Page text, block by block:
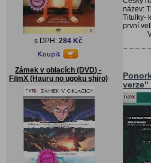
s DPH: 284 Kč
Zámek v oblacích (DVD) -
FilmX (Hauru no ugoku shiro)
název:
Titulky-
první
verze"